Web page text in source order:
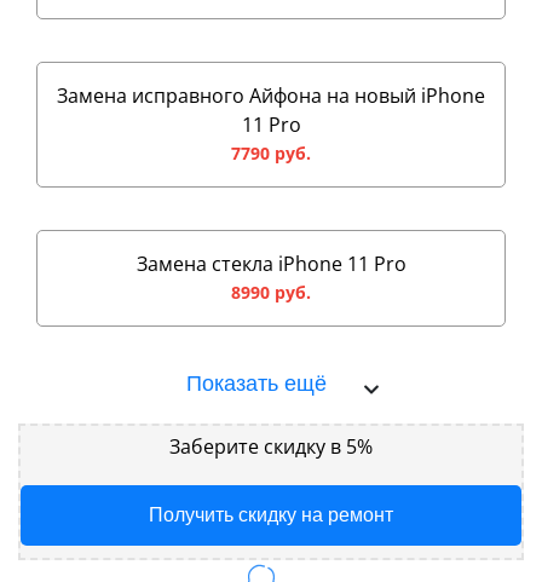
Замена исправного Айфона на новый iPhone
11 Pro
7790 руб.
Замена стекла iPhone 11 Pro
8990 руб.
Показать ещё
Заберите скидку в 5%
Получить скидку на ремонт